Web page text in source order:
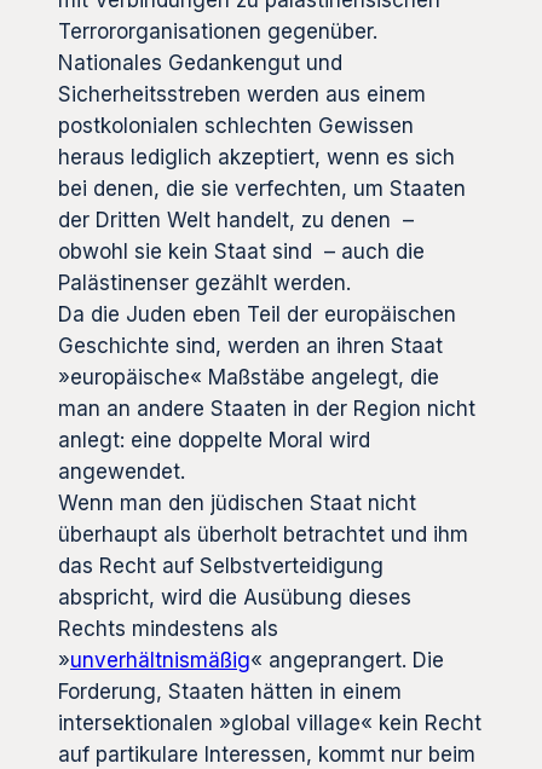
Terrororganisationen gegenüber.
Nationales Gedankengut und
Sicherheitsstreben werden aus einem
postkolonialen schlechten Gewissen
heraus lediglich akzeptiert, wenn es sich
bei denen, die sie verfechten, um Staaten
der Dritten Welt handelt, zu denen –
obwohl sie kein Staat sind – auch die
Palästinenser gezählt werden.
Da die Juden eben Teil der europäischen
Geschichte sind, werden an ihren Staat
»europäische« Maßstäbe angelegt, die
man an andere Staaten in der Region nicht
anlegt: eine doppelte Moral wird
angewendet.
Wenn man den jüdischen Staat nicht
überhaupt als überholt betrachtet und ihm
das Recht auf Selbstverteidigung
abspricht, wird die Ausübung dieses
Rechts mindestens als
»unverhältnismäßig« angeprangert. Die
Forderung, Staaten hätten in einem
intersektionalen »global village« kein Recht
auf partikulare Interessen, kommt nur beim